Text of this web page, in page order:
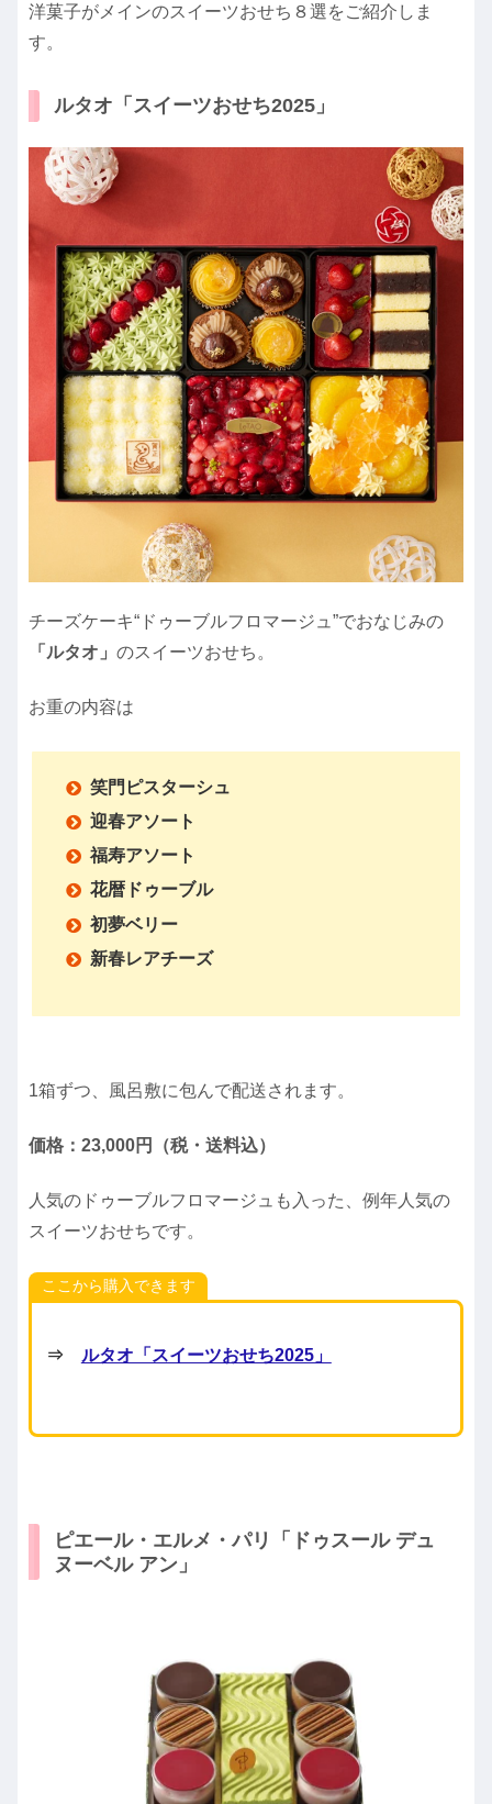
洋菓子がメインのスイーツおせち８選をご紹介しま
す。
ルタオ「スイーツおせち2025」
チーズケーキ“ドゥーブルフロマージュ”でおなじみの
「ルタオ」 のスイーツおせち。
お重の内容は
笑門ピスターシュ
迎春アソート
福寿アソート
花暦ドゥーブル
初夢ベリー
新春レアチーズ
1箱ずつ、風呂敷に包んで配送されます。
価格：23,000円（税・送料込）
人気のドゥーブルフロマージュも入った、例年人気の
スイーツおせちです。
ここから購入できます
⇒ ルタオ「スイーツおせち2025」
ピエール・エルメ・パリ「ドゥスール デュ
ヌーベル アン」